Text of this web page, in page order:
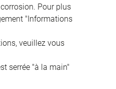
Pour plus
"Informations
veuillez vous
serrée "à la main"